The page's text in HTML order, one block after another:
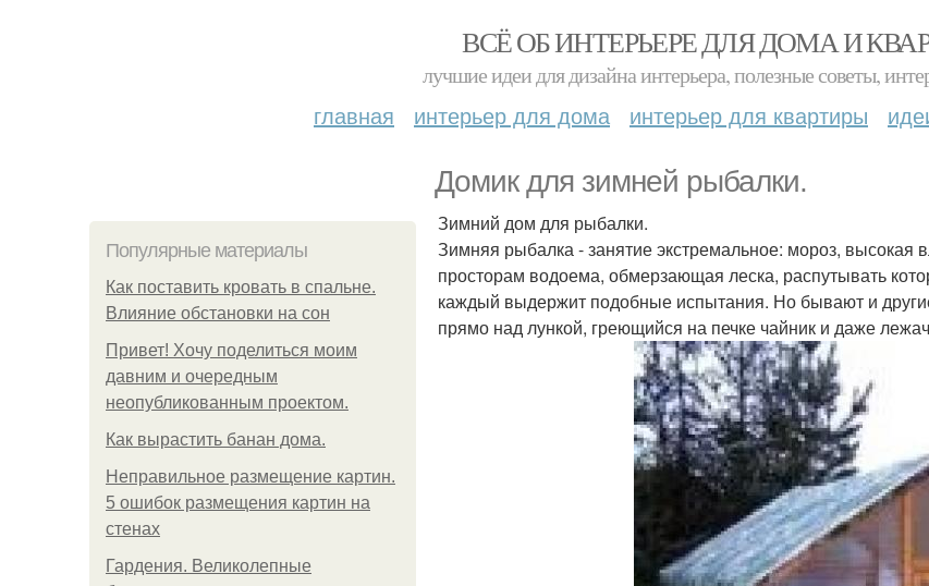
ВСЁ ОБ ИНТЕРЬЕРЕ ДЛЯ ДОМА И
лучшие идеи для дизайна интерьера, полезные советы,
главная интерьер для дома интерьер для квартиры
Домик для зимней рыбалки.
Популярные материалы
Как поставить кровать в спальне.
Влияние обстановки на сон
Привет! Хочу поделиться моим
давним и очередным
неопубликованным проектом.
Как вырастить банан дома.
Неправильное размещение картин.
5 ошибок размещения картин на
стенах
Гардения. Великолепные
Зимний дом для рыбалки.
Зимняя рыбалка - занятие экстремальное: мороз,
просторам водоема, обмерзающая леска, распутывать
каждый выдержит подобные испытания. Но бывают и
прямо над лункой, греющийся на печке чайник и даже